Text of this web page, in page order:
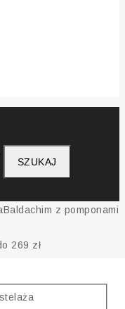
SZUKAJ
Baldachim z pomponami
269 zł